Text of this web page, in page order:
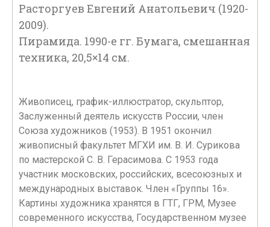
Расторгуев Евгений Анатольевич (1920-
2009).
Пирамида. 1990-е гг. Бумага, смешанная
техника, 20,5×14 см.
Живописец, график-иллюстратор, скульптор,
Заслуженный деятель искусств России, член
Союза художников (1953). В 1951 окончил
живописный факультет МГХИ им. В. И. Сурикова
по мастерской С. В. Герасимова. С 1953 года
участник московских, российских, всесоюзных и
международных выставок. Член «Группы 16».
Картины художника хранятся в ГТГ, ГРМ, Музее
современного искусства, Государственном музее